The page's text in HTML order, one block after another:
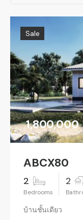
Sale
1,800,000
ABCX80
2 2
บ้านชั้นเดียว